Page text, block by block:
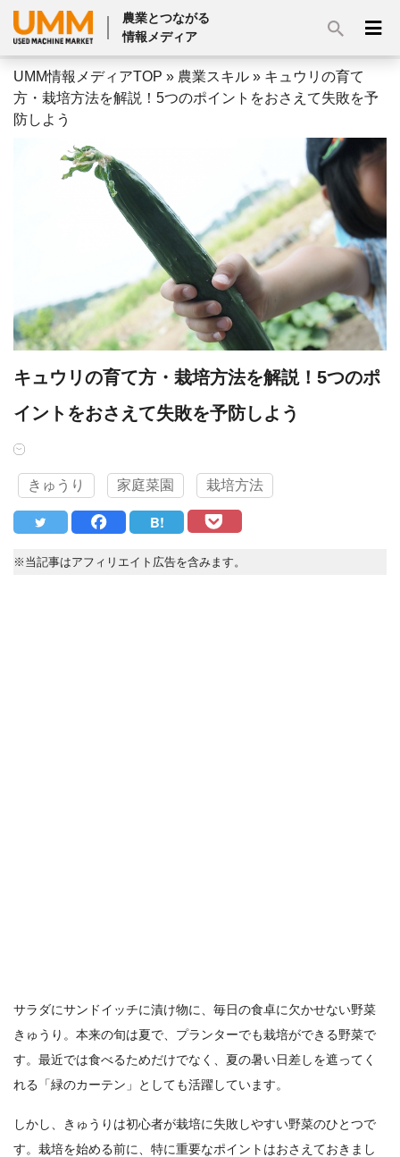
農業とつながる
情報メディア
UMM情報メディアTOP » 農業スキル » キュウリの育て
方・栽培方法を解説！5つのポイントをおさえて失敗を予
防しよう
キュウリの育て方・栽培方法を解説！5つのポ
イントをおさえて失敗を予防しよう
きゅうり 家庭菜園 栽培方法
B!
※当記事はアフィリエイト広告を含みます。
サラダにサンドイッチに漬け物に、毎日の食卓に欠かせない野菜
きゅうり。本来の旬は夏で、プランターでも栽培ができる野菜で
す。最近では食べるためだけでなく、夏の暑い日差しを遮ってく
れる「緑のカーテン」としても活躍しています。
しかし、きゅうりは初心者が栽培に失敗しやすい野菜のひとつで
す。栽培を始める前に、特に重要なポイントはおさえておきまし